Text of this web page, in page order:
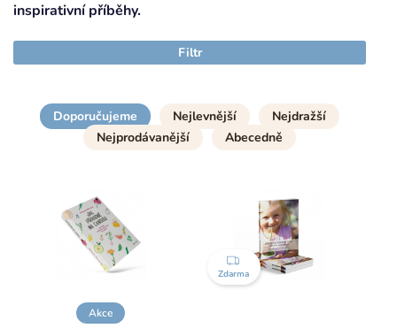
inspirativní příběhy.
Filtr
Doporučujeme Nejlevnější
Nejdražší
Nejprodávanější
Abecedně
Akce
ZDARMA
Zdarma